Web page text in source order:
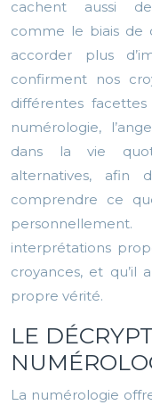
cachent aussi
comme le biais de
accorder plus
confirment nos
différentes
numérologie,
dans la vie
alternatives, afin
comprendre ce
interprétations
croyances, et qu’il
propre vérité.
LE
La numérologie